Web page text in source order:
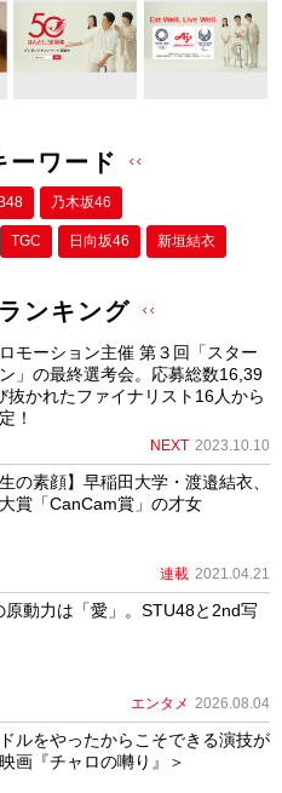
ーワード
乃木坂46
TGC 日向坂46 新垣結衣
ンキング
モーション主催 第３回「スター
」の最終選考会。応募総数16,39
抜かれたファイナリスト16人から
！
NEXT 2023.10.10
の素顔】早稲田大学・渡邉結衣、
賞「CanCam賞」の才女
連載 2021.04.21
原動力は「愛」。STU48と2nd写
エンタメ 2026.08.04
ルをやったからこそできる演技が
画『チャロの囀り』＞